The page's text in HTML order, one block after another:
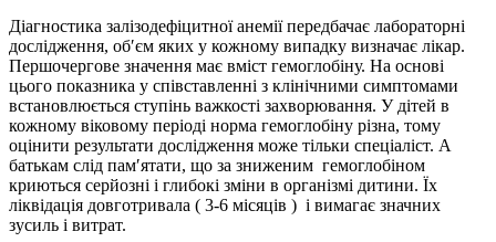
Діагностика залізодефіцитної анемії передбачає лабораторні
дослідження, об′єм яких у кожному випадку визначає лікар.
Першочергове значення має вміст гемоглобіну. На основі
цього показника у співставленні з клінічними симптомами
встановлюється ступінь важкості захворювання. У дітей в
кожному віковому періоді норма гемоглобіну різна, тому
оцінити результати дослідження може тільки спеціаліст. А
батькам слід пам′ятати, що за зниженим гемоглобіном
криються серйозні і глибокі зміни в організмі дитини. Їх
ліквідація довготривала ( 3-6 місяців ) і вимагає значних
зусиль і витрат.